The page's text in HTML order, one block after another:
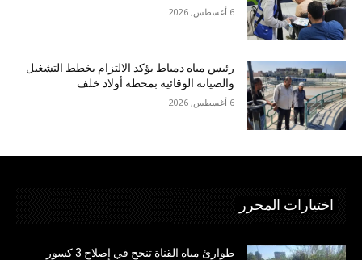
6 أغسطس, 2026
رئيس مياه دمياط يؤكد الالتزام بخطط التشغيل
والصيانة الوقائية بمحطة أولاد خلف
6 أغسطس, 2026
اختيارات المحرر
طوارئ مياه القناة تنجح في إصلاح 3 كسور